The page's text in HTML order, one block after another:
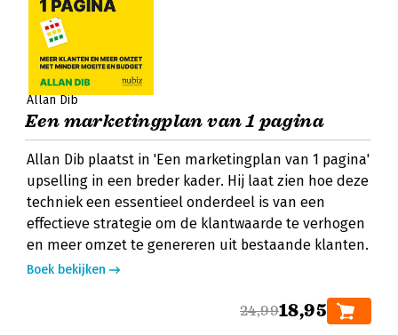
Allan Dib
Een marketingplan van 1 pagina
Allan Dib plaatst in 'Een marketingplan van 1 pagina'
upselling in een breder kader. Hij laat zien hoe deze
techniek een essentieel onderdeel is van een
effectieve strategie om de klantwaarde te verhogen
en meer omzet te genereren uit bestaande klanten.
Boek bekijken
24,9918,95